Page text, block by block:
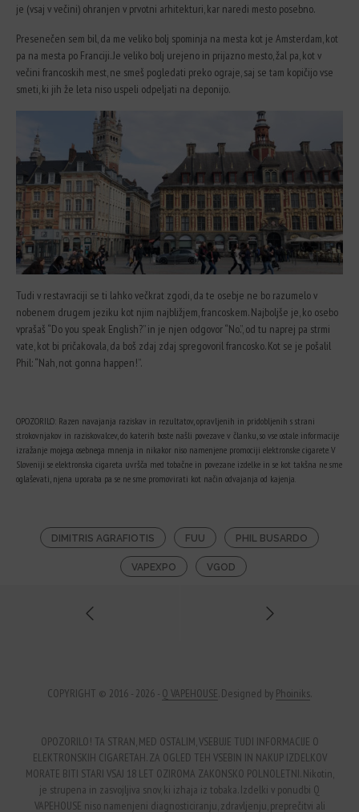
je (vsaj v večini) ohranjen v prvotni arhitekturi, kar naredi mesto posebno.
Presenečen sem bil, da me veliko bolj spominja na mesta kot je Amsterdam, kot
pa na mesta po Franciji. Je veliko bolj urejeno in prijazno mesto, žal pa, kot v
večini francoskih mest, ne smeš pogledati preko ograje, saj se tam kopičijo vse
smeti, ki jih že leta niso uspeli odpeljati na deponijo.
Tudi v restavraciji se ti lahko večkrat zgodi, da te osebje ne bo razumelo v
nobenem drugem jeziku kot njim najbližjem, francoskem. Najboljše je, ko osebo
vprašaš “Do you speak English?” in je njen odgovor “No.”, od tu naprej pa strmi
vate, kot bi pričakovala, da boš zdaj zdaj spregovoril francosko. Kot se je pošalil
Phil: “Nah, not gonna happen!”.
OPOZORILO: Razen navajanja raziskav in rezultatov, opravljenih in pridobljenih s strani
strokovnjakov in raziskovalcev, do katerih boste našli povezave v članku, so vse ostale informacije
izražanje mojega osebnega mnenja in nikakor niso namenjene promociji elektronske cigarete. V
Sloveniji se elektronska cigareta uvršča med tobačne in povezane izdelke in se kot takšna ne sme
oglaševati, njena uporaba pa se ne sme promovirati kot način odvajanja od kajenja.
DIMITRIS AGRAFIOTIS FUU PHIL BUSARDO
VAPEXPO VGOD
COPYRIGHT © 2016 - 2026 - Q VAPEHOUSE. Designed by Phoiniks.
OPOZORILO! TA STRAN, MED OSTALIM, VSEBUJE TUDI INFORMACIJE O
ELEKTRONSKIH CIGARETAH. ZA OGLED TEH VSEBIN IN NAKUP IZDELKOV
MORATE BITI STARI VSAJ 18 LET OZIROMA ZAKONSKO POLNOLETNI. Nikotin,
je strupena in zasvojljiva snov, ki izhaja iz tobaka. Izdelki v ponudbi Q
VAPEHOUSE niso namenjeni diagnosticiranju, zdravljenju, preprečitvi ali